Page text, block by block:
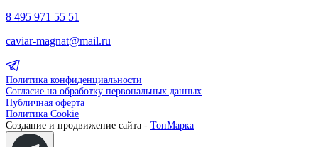
8 495 971 55 51
caviar-magnat@mail.ru
Политика конфиденциальности
Согласие на обработку первональных данных
Публичная оферта
Политика Cookie
Создание и продвижение сайта - ТопМарка